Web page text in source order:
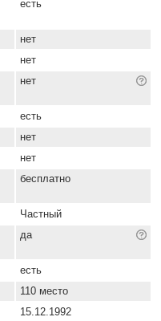
есть
нет
нет
нет
есть
нет
нет
бесплатно
Частный
да
есть
110 место
15.12.1992